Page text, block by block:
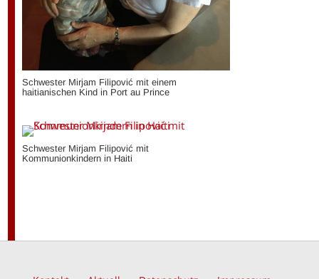
Schwester Mirjam Filipović mit einem
haitianischen Kind in Port au Prince
Schwester Mirjam Filipović mit
Kommunionkindern in Haiti